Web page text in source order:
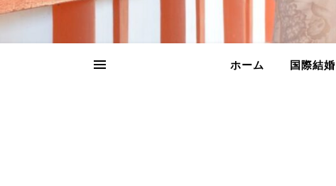
ホーム 国際結婚